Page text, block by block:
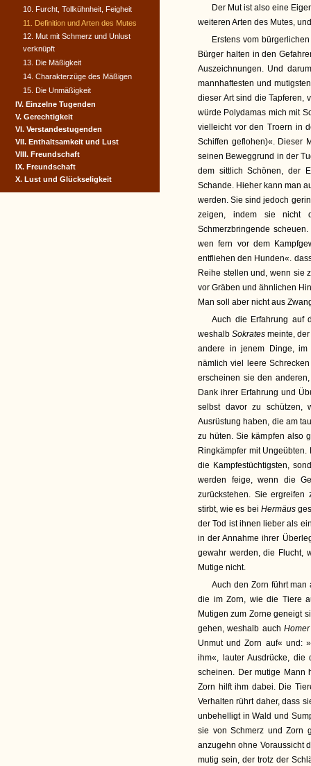
Der Mut ist also eine
weiteren Arten des Mutes,
Erstens vom
Bürger halten in den
Auszeichnungen. Und
mannhaftesten und
dieser Art sind die Tapferen,
würde Polydamas mich mit
vielleicht vor den Troern in
Schiffen geflohen)«. Dieser
seinen Beweggrund in der
dem sittlich Schönen, der
Schande. Hieher kann man
werden. Sie sind jedoch
zeigen, indem sie nicht
Schmerzbringende
wen fern vor dem
entfliehen den Hunden«.
Reihe stellen und, wenn sie
vor Gräben und ähnlichen
Man soll aber nicht aus
Auch die Erfahrung auf
weshalbSokrates meinte,
andere in jenem Dinge, im
nämlich viel leere
erscheinen sie den
Dank ihrer Erfahrung und
selbst davor zu schützen,
Ausrüstung haben, die am
zu hüten. Sie kämpfen also
Ringkämpfer mit
die Kampfestüchtigsten,
werden feige, wenn die
zurückstehen. Sie
stirbt, wie es bei Hermäus
der Tod ist ihnen lieber als
in der Annahme ihrer
gewahr werden, die Flucht,
Mutige nicht.
Auch den Zorn führt
die im Zorn, wie die Tiere
Mutigen zum Zorne geneigt
gehen, weshalb auchHomer
Unmut und Zorn auf« und:
ihm«, lauter Ausdrücke,
scheinen. Der mutige Mann
Zorn hilft ihm dabei. Die
Verhalten rührt daher, dass
unbehelligt in Wald und
sie von Schmerz und Zorn
anzugehn ohne Voraussicht
mutig sein, der trotz der
10. Furcht, Tollkühnheit, Feigheit
11. Definition und Arten des Mutes
12. Mut mit Schmerz und Unlust
verknüpft
13. Die Mäßigkeit
14. Charakterzüge des Mäßigen
15. Die Unmäßigkeit
IV. Einzelne Tugenden
V. Gerechtigkeit
VI. Verstandestugenden
VII. Enthaltsamkeit und Lust
VIII. Freundschaft
IX. Freundschaft
X. Lust und Glückseligkeit